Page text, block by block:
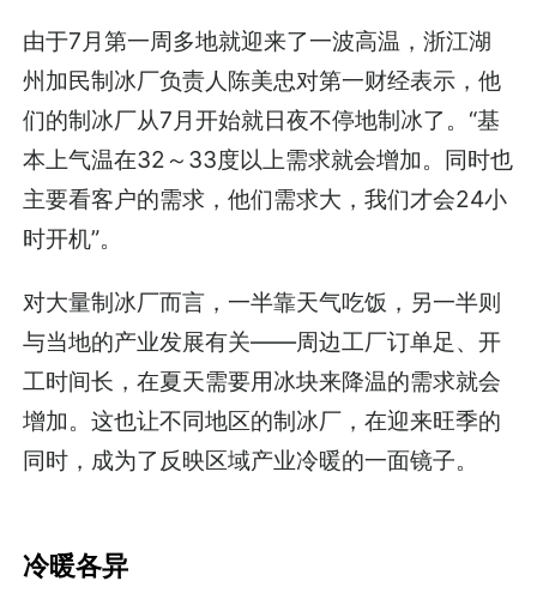
由于7月第一周多地就迎来了一波高温，浙江湖
州加民制冰厂负责人陈美忠对第一财经表示，他
们的制冰厂从7月开始就日夜不停地制冰了。“基
本上气温在32～33度以上需求就会增加。同时也
主要看客户的需求，他们需求大，我们才会24小
时开机”。
对大量制冰厂而言，一半靠天气吃饭，另一半则
与当地的产业发展有关——周边工厂订单足、开
工时间长，在夏天需要用冰块来降温的需求就会
增加。这也让不同地区的制冰厂，在迎来旺季的
同时，成为了反映区域产业冷暖的一面镜子。
冷暖各异